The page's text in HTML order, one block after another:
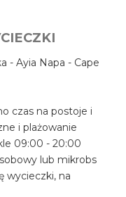
- Ayia Napa - Cape
czas na postoje i
i plażowanie
09:00 - 20:00
lub mikrobs
wycieczki, na